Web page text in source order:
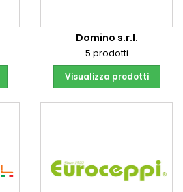
Domino s.r.l.
5 prodotti
Visualizza prodotti